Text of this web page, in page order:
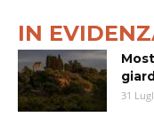
IN
31